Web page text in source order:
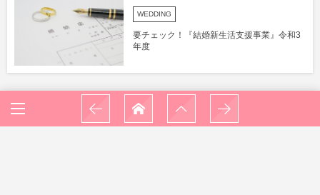
WEDDING
要チェック！『結婚新生活支援事業』令和3
年度